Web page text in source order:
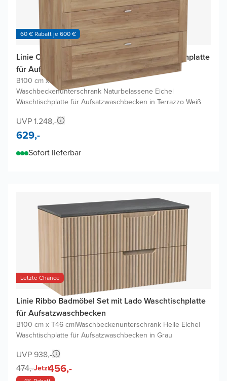
60 € Rabatt je 600 €
Linie Classo Badmöbel Set mit Lado Waschtischplatte
für Aufsatzwaschbecken
B100 cm x T46 cm|
Waschbeckenunterschrank Naturbelassene Eiche|
Waschtischplatte für Aufsatzwaschbecken in Terrazzo Weiß
UVP 1.248,-
629,-
Sofort lieferbar
Letzte Chance
Linie Ribbo Badmöbel Set mit Lado Waschtischplatte
für Aufsatzwaschbecken
B100 cm x T46 cm|Waschbeckenunterschrank Helle Eiche|
Waschtischplatte für Aufsatzwaschbecken in Grau
UVP 938,-
474,-Jetzt456,-